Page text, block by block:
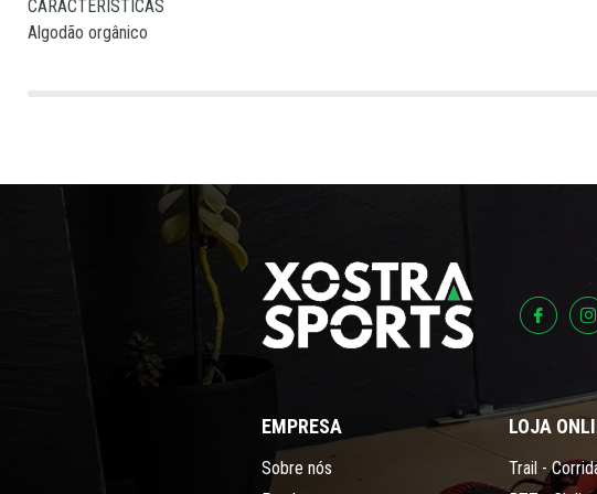
CARACTERÍSTICAS
Algodão orgânico
EMPRESA
Sobre nós
LOJA
Trail -